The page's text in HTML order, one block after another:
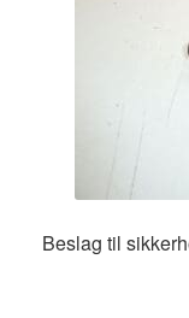
Beslag til